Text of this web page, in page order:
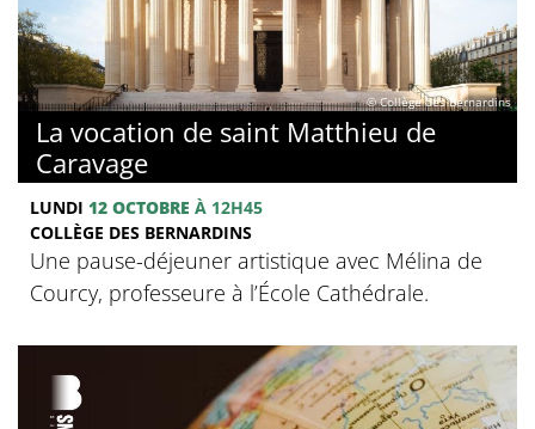
© Collège des Bernardins
La vocation de saint Matthieu de
Caravage
LUNDI 12 OCTOBRE À 12H45
COLLÈGE DES BERNARDINS
Une pause-déjeuner artistique avec Mélina de
Courcy, professeure à l’École Cathédrale.